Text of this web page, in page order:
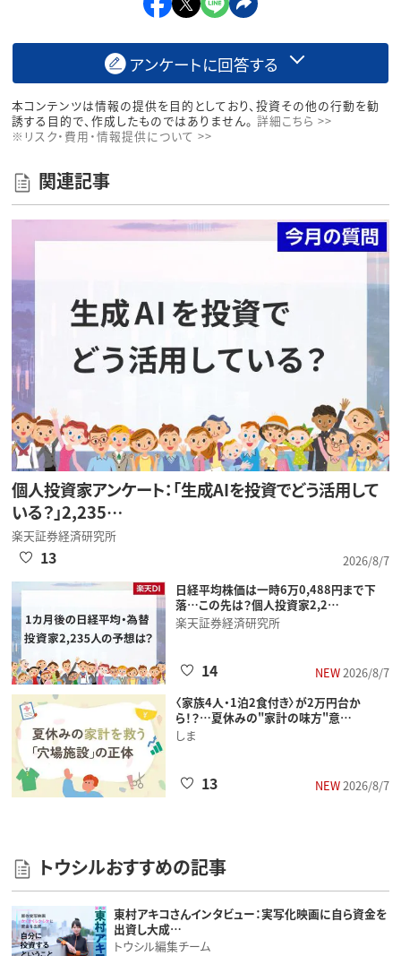
アンケートに回答する
本コンテンツは情報の提供を目的としており、投資その他の行動を勧
誘する目的で、作成したものではありません。 詳細こちら >>
※リスク・費用・情報提供について >>
関連記事
個人投資家アンケート：「生成AIを投資でどう活用して
いる？」2,235…
楽天証券経済研究所
2026/8/7
13
日経平均株価は一時6万0,488円まで下
落…この先は？個人投資家2,2…
楽天証券経済研究所
NEW2026/8/7
14
〈家族4人・1泊2食付き〉が2万円台か
ら！？…夏休みの"家計の味方"意…
しま
NEW2026/8/7
13
トウシルおすすめの記事
東村アキコさんインタビュー：実写化映画に自ら資金を
出資し大成…
トウシル編集チーム